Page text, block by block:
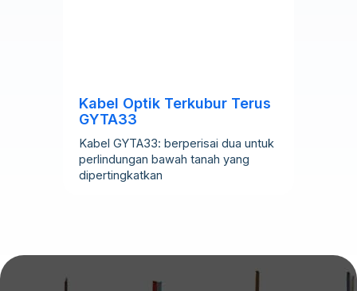
Kabel Optik Terkubur Terus
GYTA33
Kabel GYTA33: berperisai dua untuk
perlindungan bawah tanah yang
dipertingkatkan